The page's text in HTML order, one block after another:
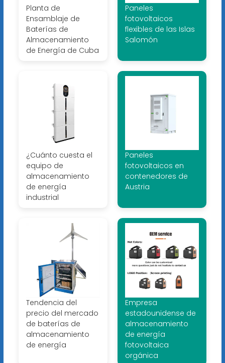
Planta de
Ensamblaje de
Baterías de
Almacenamiento
de Energía de Cuba
Paneles
fotovoltaicos
flexibles de las Islas
Salomón
¿Cuánto cuesta el
equipo de
almacenamiento
de energía
industrial
Paneles
fotovoltaicos en
contenedores de
Austria
Tendencia del
precio del mercado
de baterías de
almacenamiento
de energía
Empresa
estadounidense de
almacenamiento
de energía
fotovoltaica
orgánica